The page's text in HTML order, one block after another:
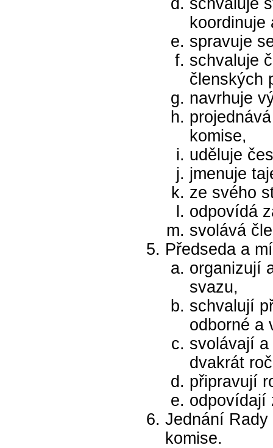
schvaluje
koordinuje
spravuje
schvaluje
členských
navrhuje
komise,
uděluje
jmenuje
ze svého
odpovídá
svolává
Předseda a
organizují
svazu,
schvalují
odborné a
svolávají
dvakrát
připravují
odpovídají
Jednání
komise.